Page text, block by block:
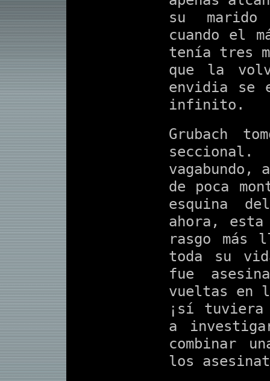
su marido
cuando el
tenía tres
que la
envidia se
infinito.
Grubach
vagabundo,
de poca
esquina
ahora, esta
rasgo más
toda su
fue
vueltas en
¡sí tuviera
a
combinar
los